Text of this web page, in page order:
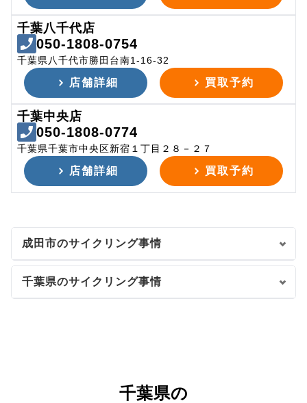
千葉八千代店
050-1808-0754
千葉県八千代市勝田台南1-16-32
店舗詳細 買取予約
千葉中央店
050-1808-0774
千葉県千葉市中央区新宿１丁目２８－２７
店舗詳細 買取予約
成田市のサイクリング事情
千葉県のサイクリング事情
千葉県の